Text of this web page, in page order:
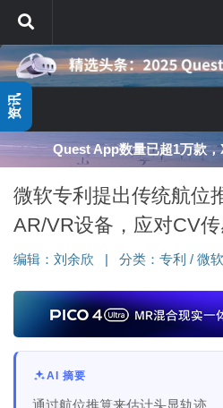
跳至内容
深度分享：AI智能眼镜的
微软专利提出传统航位
AR/VR设备，应对CV
编辑： 刘余欣 分类： 专利 / 微软
AI 摘要
通过航位推算来估计头显轨迹
资讯